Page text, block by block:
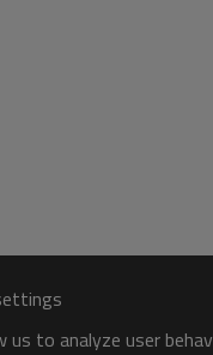
to analyze user